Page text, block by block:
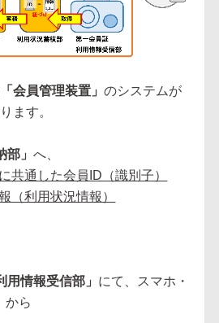
「会員管理装置」のシステムが
ます。
部」へ、
共通した会員ID（識別子）
（利用状況情報）
用情報受信部」 にて、スマホ・
から